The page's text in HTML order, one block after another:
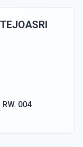
RW. 004